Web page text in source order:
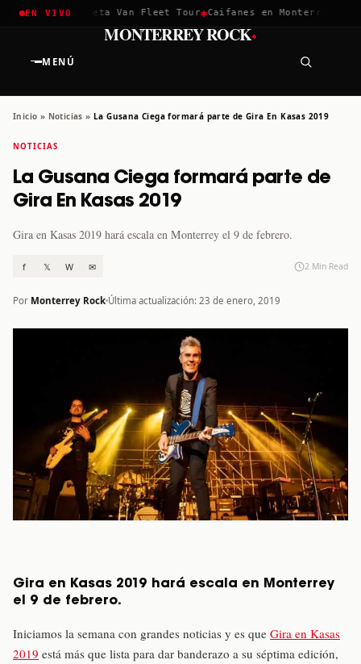
EN VIVO
2026 ✱Greta Van Fleet Tour✱Caifanes en Monterrey · 12
MENÚ
MONTERREY ROCK·
Inicio » Noticias » La Gusana Ciega formará parte de Gira En Kasas 2019
NOTICIAS
La Gusana Ciega formará parte de
Gira En Kasas 2019
Gira en Kasas 2019 hará escala en Monterrey el 9 de febrero.
f 𝕏 W ✉ 2 Min Read
Por Monterrey Rock Última actualización: 23 de enero, 2019
Gira en Kasas 2019 hará escala en Monterrey
el 9 de febrero.
Iniciamos la semana con grandes noticias y es que Gira en Kasas
2019 está más que lista para dar banderazo a su séptima edición,